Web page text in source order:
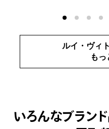
ルイ・ヴィ
もっ
いろんなブラン